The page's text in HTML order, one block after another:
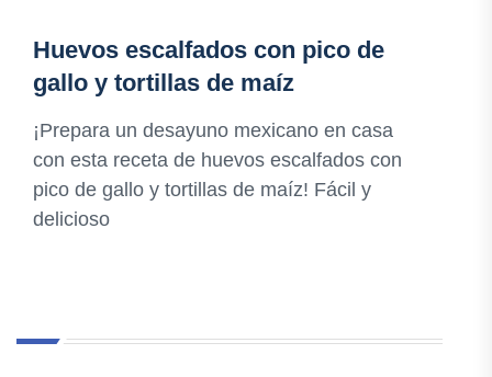
Huevos escalfados con pico de
gallo y tortillas de maíz
¡Prepara un desayuno mexicano en casa
con esta receta de huevos escalfados con
pico de gallo y tortillas de maíz! Fácil y
delicioso